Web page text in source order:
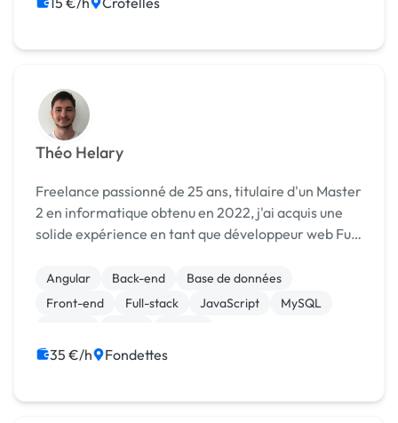
Théo Helary
Freelance passionné de 25 ans, titulaire d'un Master
2 en informatique obtenu en 2022, j'ai acquis une
solide expérience en tant que développeur web Full
freelance et durant mes études, je me suis spé...
Angular Back-end
Base de données
Front-end
Full-stack JavaScript
MySQL
35 €/h Fondettes